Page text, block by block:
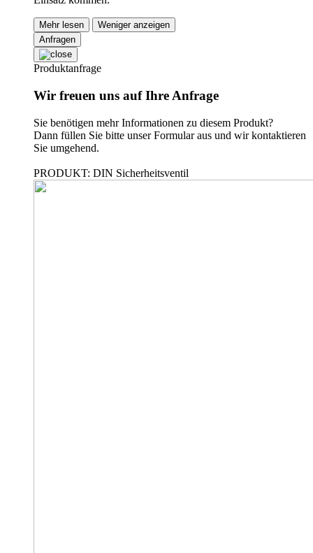
Mehr lesen
Weniger anzeigen
Anfragen
Produktanfrage
Wir freuen uns auf Ihre Anfrage
Sie benötigen mehr Informationen zu diesem Produkt?
Dann füllen Sie bitte unser Formular aus und wir kontaktieren
Sie umgehend.
PRODUKT: DIN Sicherheitsventil